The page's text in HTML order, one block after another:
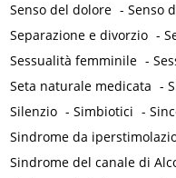
Senso del dolore -Senso
Separazione e divorzio -
Sessualità femminile -
Seta naturale medicata -
Silenzio -Simbiotici -
Sindrome da
Sindrome del canale di